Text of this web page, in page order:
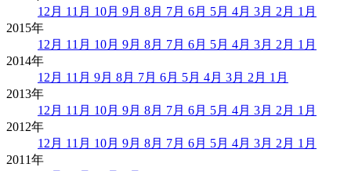
12月 11月 10月 9月 8月 7月 6月 5月 4月 3月 2月 1月
2015年
12月 11月 10月 9月 8月 7月 6月 5月 4月 3月 2月 1月
2014年
12月 11月 9月 8月 7月 6月 5月 4月 3月 2月 1月
2013年
12月 11月 10月 9月 8月 7月 6月 5月 4月 3月 2月 1月
2012年
12月 11月 10月 9月 8月 7月 6月 5月 4月 3月 2月 1月
2011年